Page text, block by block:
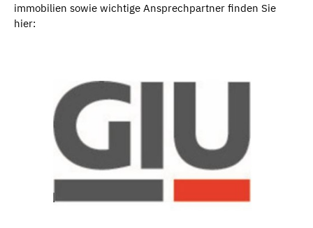
immobilien sowie wichtige Ansprechpartner finden Sie
hier: